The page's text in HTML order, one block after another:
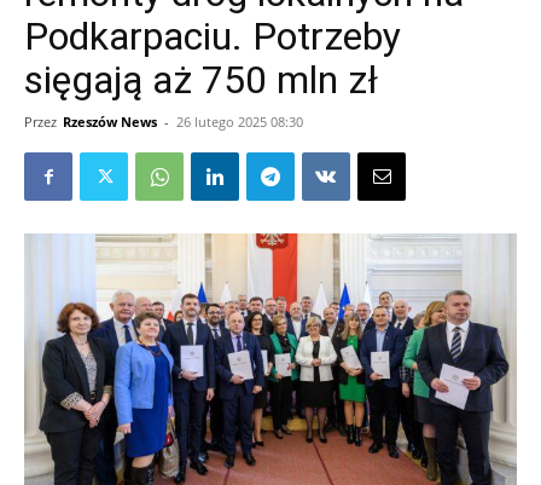
Podkarpaciu. Potrzeby
sięgają aż 750 mln zł
Przez Rzeszów News - 26 lutego 2025 08:30